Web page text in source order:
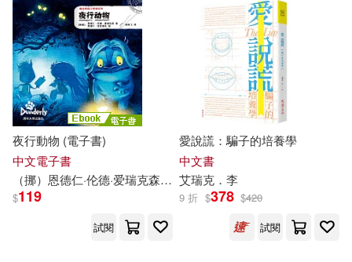
夜行動物 (電子書)
中文電子書
（挪）恩德仁·伦德·爱瑞克森（Endre Lund Eriksen）
$119
試閱
愛說謊：騙子的培養學
中文書
艾瑞克 ．李
9 折 $378 $420
試閱